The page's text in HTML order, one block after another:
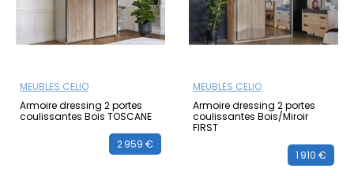
MEUBLES CELIO
Armoire dressing 2 portes
coulissantes Bois TOSCANE
2 959 €
MEUBLES CELIO
Armoire dressing 2 portes
coulissantes Bois/Miroir
FIRST
1 910 €